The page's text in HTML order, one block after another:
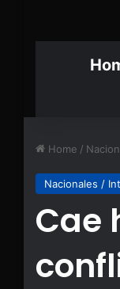
Home /
Nacionales /
Cae